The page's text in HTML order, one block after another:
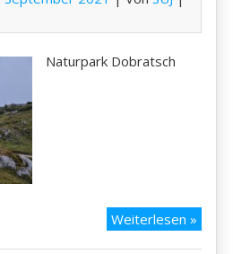
Naturpark Dobratsch
Weiterlesen »